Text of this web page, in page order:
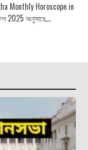
Monthly Horoscope in
​​2025 অনুসারে,...